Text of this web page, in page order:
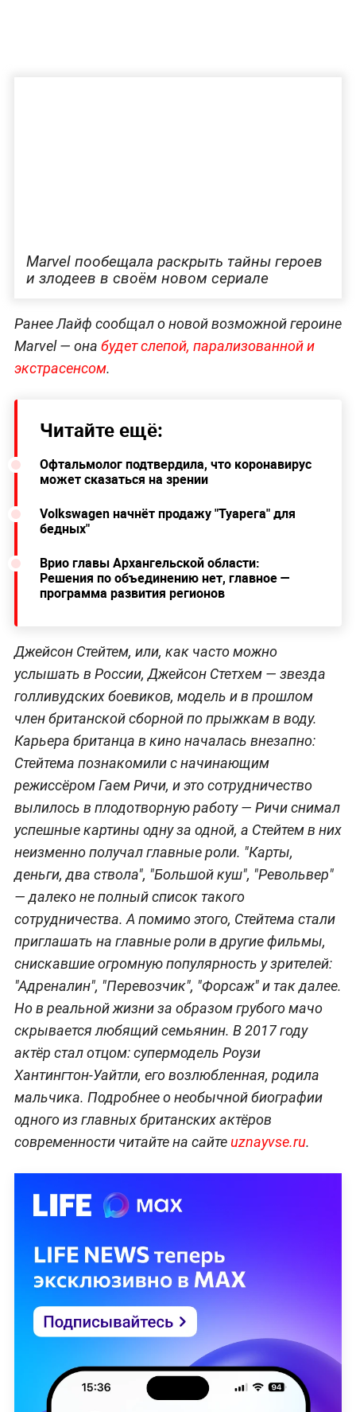
Marvel пообещала раскрыть тайны героев
и злодеев в своём новом сериале
Ранее Лайф сообщал о новой возможной героине
Marvel — она будет слепой, парализованной и
экстрасенсом.
Читайте ещё:
Офтальмолог подтвердила, что коронавирус
может сказаться на зрении
Volkswagen начнёт продажу "Туарега" для
бедных"
Врио главы Архангельской области:
Решения по объединению нет, главное —
программа развития регионов
Джейсон Стейтем, или, как часто можно
услышать в России, Джейсон Стетхем — звезда
голливудских боевиков, модель и в прошлом
член британской сборной по прыжкам в воду.
Карьера британца в кино началась внезапно:
Стейтема познакомили с начинающим
режиссёром Гаем Ричи, и это сотрудничество
вылилось в плодотворную работу — Ричи снимал
успешные картины одну за одной, а Стейтем в них
неизменно получал главные роли. "Карты,
деньги, два ствола", "Большой куш", "Револьвер"
— далеко не полный список такого
сотрудничества. А помимо этого, Стейтема стали
приглашать на главные роли в другие фильмы,
снискавшие огромную популярность у зрителей:
"Адреналин", "Перевозчик", "Форсаж" и так далее.
Но в реальной жизни за образом грубого мачо
скрывается любящий семьянин. В 2017 году
актёр стал отцом: супермодель Роузи
Хантингтон-Уайтли, его возлюбленная, родила
мальчика. Подробнее о необычной биографии
одного из главных британских актёров
современности читайте на сайте uznayvse.ru.